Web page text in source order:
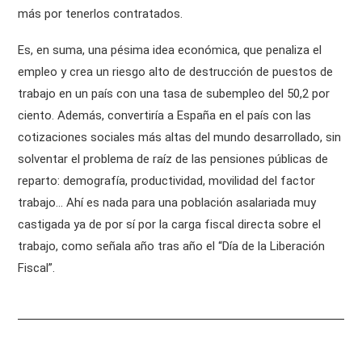
más por tenerlos contratados.
Es, en suma, una pésima idea económica, que penaliza el
empleo y crea un riesgo alto de destrucción de puestos de
trabajo en un país con una tasa de subempleo del 50,2 por
ciento. Además, convertiría a España en el país con las
cotizaciones sociales más altas del mundo desarrollado, sin
solventar el problema de raíz de las pensiones públicas de
reparto: demografía, productividad, movilidad del factor
trabajo… Ahí es nada para una población asalariada muy
castigada ya de por sí por la carga fiscal directa sobre el
trabajo, como señala año tras año el “Día de la Liberación
Fiscal”.